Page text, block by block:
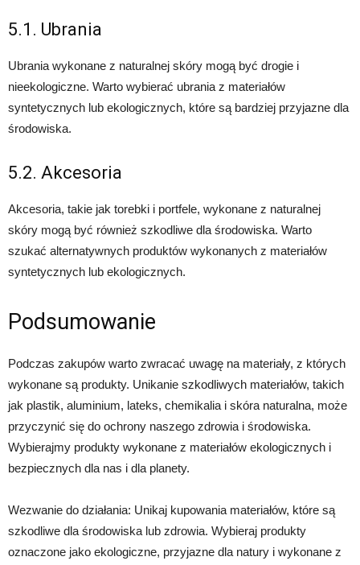
5.1. Ubrania
Ubrania wykonane z naturalnej skóry mogą być drogie i
nieekologiczne. Warto wybierać ubrania z materiałów
syntetycznych lub ekologicznych, które są bardziej przyjazne dla
środowiska.
5.2. Akcesoria
Akcesoria, takie jak torebki i portfele, wykonane z naturalnej
skóry mogą być również szkodliwe dla środowiska. Warto
szukać alternatywnych produktów wykonanych z materiałów
syntetycznych lub ekologicznych.
Podsumowanie
Podczas zakupów warto zwracać uwagę na materiały, z których
wykonane są produkty. Unikanie szkodliwych materiałów, takich
jak plastik, aluminium, lateks, chemikalia i skóra naturalna, może
przyczynić się do ochrony naszego zdrowia i środowiska.
Wybierajmy produkty wykonane z materiałów ekologicznych i
bezpiecznych dla nas i dla planety.
Wezwanie do działania: Unikaj kupowania materiałów, które są
szkodliwe dla środowiska lub zdrowia. Wybieraj produkty
oznaczone jako ekologiczne, przyjazne dla natury i wykonane z